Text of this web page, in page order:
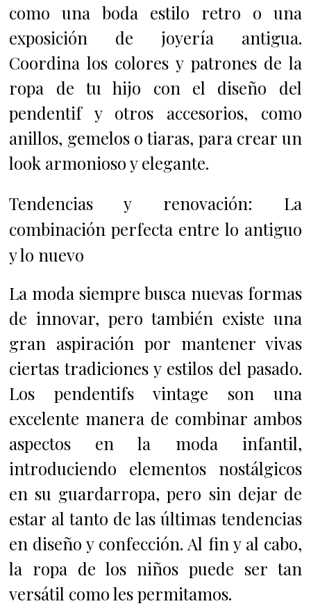
como una boda estilo retro o una
exposición de joyería antigua.
Coordina los colores y patrones de la
ropa de tu hijo con el diseño del
pendentif y otros accesorios, como
anillos, gemelos o tiaras, para crear un
look armonioso y elegante.
Tendencias y renovación: La
combinación perfecta entre lo antiguo
y lo nuevo
La moda siempre busca nuevas formas
de innovar, pero también existe una
gran aspiración por mantener vivas
ciertas tradiciones y estilos del pasado.
Los pendentifs vintage son una
excelente manera de combinar ambos
aspectos en la moda infantil,
introduciendo elementos nostálgicos
en su guardarropa, pero sin dejar de
estar al tanto de las últimas tendencias
en diseño y confección. Al fin y al cabo,
la ropa de los niños puede ser tan
versátil como les permitamos.